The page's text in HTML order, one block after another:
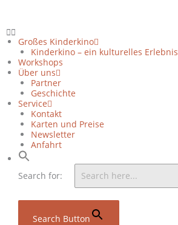
Großes Kinderkino
Kinderkino – ein kulturelles Erlebnis
Workshops
Über uns
Partner
Geschichte
Service
Kontakt
Karten und Preise
Newsletter
Anfahrt
Search for:
Search Button